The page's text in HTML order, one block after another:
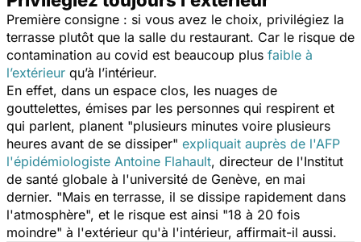
Première consigne : si vous avez le choix, privilégiez la
terrasse plutôt que la salle du restaurant. Car le risque de
contamination au covid est beaucoup plus faible à
l’extérieur qu’à l’intérieur.
En effet, dans un espace clos, les nuages de
gouttelettes, émises par les personnes qui respirent et
qui parlent, planent "plusieurs minutes voire plusieurs
heures avant de se dissiper" expliquait auprès de l'AFP
l'épidémiologiste Antoine Flahault, directeur de l'Institut
de santé globale à l'université de Genève, en mai
dernier. "Mais en terrasse, il se dissipe rapidement dans
l'atmosphère", et le risque est ainsi "18 à 20 fois
moindre" à l'extérieur qu'à l'intérieur, affirmait-il aussi.